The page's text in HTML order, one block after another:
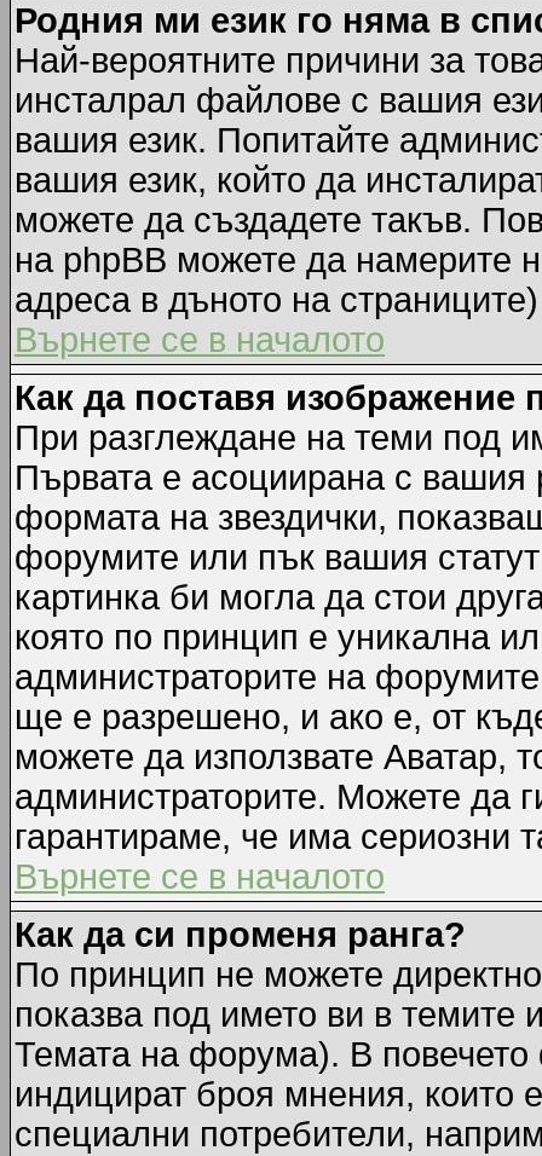
Родния ми език го няма в
Най-вероятните причини за
инсталрал файлове с вашия
вашия език. Попитайте
вашия език, който да
можете да създадете такъв.
на phpBB можете да намерите
адреса в дъното на страниците)
Върнете се в началото
Как да поставя изображение
При разглеждане на теми под
Първата е асоциирана с вашия
формата на звездички,
форумите или пък вашия
картинка би могла да стои
която по принцип е уникална
администраторите на
ще е разрешено, и ако е, от
можете да използвате Аватар,
администраторите. Можете да
гарантираме, че има сериозни
Върнете се в началото
Как да си променя ранга?
По принцип не можете
показва под името ви в темите
Темата на форума). В повечето
индицират броя мнения, които
специални потребители,